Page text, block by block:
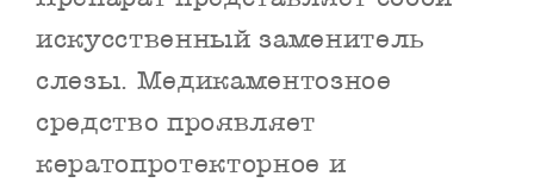
искусственный заменитель
слезы. Медикаментозное
средство проявляет
кератопротекторное и